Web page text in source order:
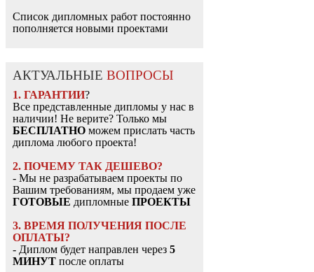
Список дипломных работ постоянно
пополняется новыми проектами
АКТУАЛЬНЫЕ ВОПРОСЫ
1. ГАРАНТИИ?
Все представленные дипломы у нас в
наличии! Не верите? Только мы
БЕСПЛАТНО можем прислать часть
диплома любого проекта!
2. ПОЧЕМУ ТАК ДЕШЕВО?
- Мы не разрабатываем проекты по
Вашим требованиям, мы продаем уже
ГОТОВЫЕ дипломные ПРОЕКТЫ
3. ВРЕМЯ ПОЛУЧЕНИЯ ПОСЛЕ
ОПЛАТЫ?
- Диплом будет направлен через 5
МИНУТ после оплаты